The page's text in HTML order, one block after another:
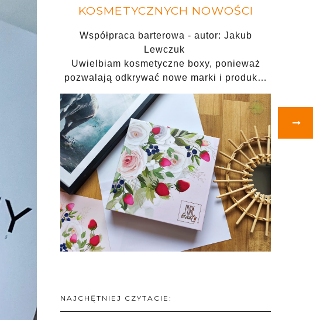
KOSMETYCZNYCH NOWOŚCI
Współpraca barterowa - autor: Jakub
Lewczuk
Uwielbiam kosmetyczne boxy, ponieważ
pozwalają odkrywać nowe marki i produk…
NAJCHĘTNIEJ CZYTACIE: